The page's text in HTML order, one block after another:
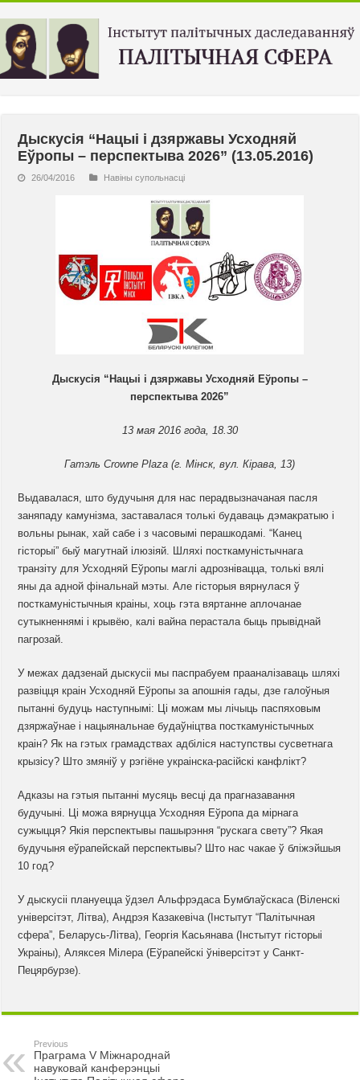
Дыскусія “Нацыі і дзяржавы Усходняй
Еўропы – перспектыва 2026” (13.05.2016)
26/04/2016 Навiны супольнасцi
Дыскусія “Нацыі і дзяржавы Усходняй Еўропы –
перспектыва 2026”
13 мая 2016 года, 18.30
Гатэль Crowne Plaza (г. Мінск, вул. Кірава, 13)
Выдавалася, што будучыня для нас перадвызначаная пасля
заняпаду камунізма, заставалася толькі будаваць дэмакратыю і
вольны рынак, хай сабе і з часовымі перашкодамі. “Канец
гісторыі” быў магутнай ілюзіяй. Шляхі посткамуністычнага
транзіту для Усходняй Еўропы маглі адрознівацца, толькі вялі
яны да адной фінальнай мэты. Але гісторыя вярнулася ў
посткамуністычныя краіны, хоць гэта вяртанне аплочанае
сутыкненнямі і крывёю, калі вайна перастала быць прывіднай
пагрозай.
У межах дадзенай дыскусіі мы паспрабуем прааналізаваць шляхі
развіцця краін Усходняй Еўропы за апошнія гады, дзе галоўныя
пытанні будуць наступнымі: Ці можам мы лічыць паспяховым
дзяржаўнае і нацыянальнае будаўніцтва посткамуністычных
краін? Як на гэтых грамадствах адбіліся наступствы сусветнага
крызісу? Што змяніў у рэгіёне украінска-расійскі канфлікт?
Адказы на гэтыя пытанні мусяць весці да прагназавання
будучыні. Ці можа вярнуцца Усходняя Еўропа да мірнага
сужыцця? Якія перспектывы пашырэння “рускага свету”? Якая
будучыня еўрапейскай перспектывы? Што нас чакае ў бліжэйшыя
10 год?
У дыскусіі плануецца ўдзел Альфрэдаса Бумблаўскаса (Віленскі
універсітэт, Літва), Андрэя Казакевіча (Інстытут “Палітычная
сфера”, Беларусь-Літва), Георгія Касьянава (Інстытут гісторыі
Украіны), Аляксея Мілера (Еўрапейскі ўніверсітэт у Санкт-
Пецярбурзе).
Previous
Праграма V Міжнароднай
навуковай канферэнцыі